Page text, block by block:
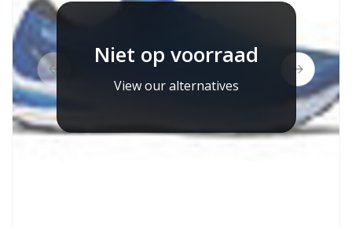
Niet op voorraad
View our alternatives